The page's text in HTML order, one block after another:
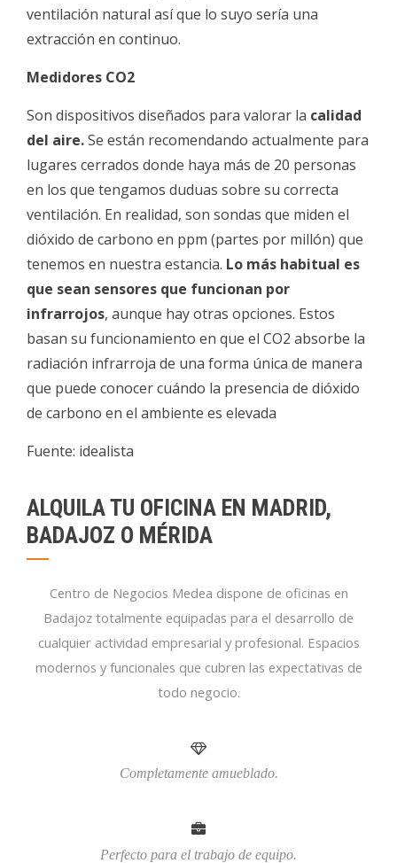
ventilación natural así que lo suyo sería una
extracción en continuo.
Medidores CO2
Son dispositivos diseñados para valorar la calidad
del aire.Se están recomendando actualmente para
lugares cerrados donde haya más de 20 personas
en los que tengamos duduas sobre su correcta
ventilación. En realidad, son sondas que miden el
dióxido de carbono en ppm (partes por millón) que
tenemos en nuestra estancia. Lo más habitual es
que sean sensores que funcionan por
infrarrojos, aunque hay otras opciones. Estos
basan su funcionamiento en que el CO2 absorbe la
radiación infrarroja de una forma única de manera
que puede conocer cuándo la presencia de dióxido
de carbono en el ambiente es elevada
Fuente: idealista
ALQUILA TU OFICINA EN MADRID,
BADAJOZ O MÉRIDA
Centro de Negocios Medea dispone de oficinas en
Badajoz totalmente equipadas para el desarrollo de
cualquier actividad empresarial y profesional. Espacios
modernos y funcionales que cubren las expectativas de
todo negocio.
Completamente amueblado.
Perfecto para el trabajo de equipo.